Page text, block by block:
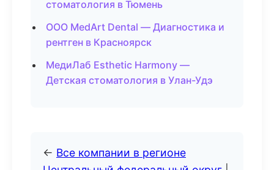
стоматология в Тюмень
ООО MedArt Dental — Диагностика и
рентген в Красноярск
МедиЛаб Esthetic Harmony —
Детская стоматология в Улан-Удэ
← Все компании в регионе